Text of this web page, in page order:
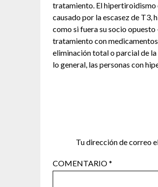
tratamiento. El hipertiroidismo
causado por la escasez de T3,
como si fuera su socio
tratamiento con
eliminación total o parcial de
lo general, las personas con
Tu dirección de correo
COMENTARIO*